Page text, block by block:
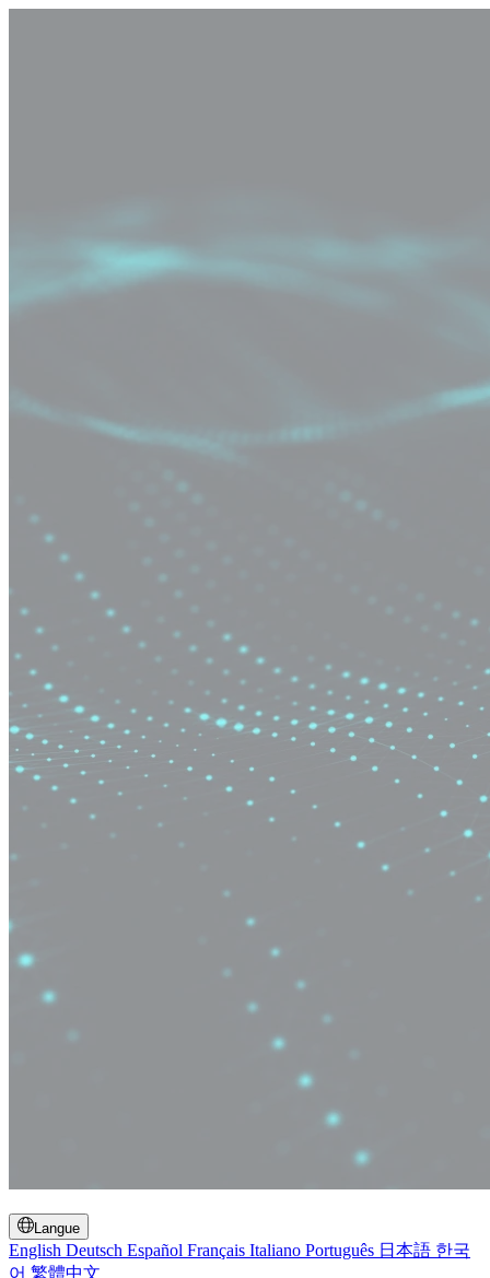
Langue
English Deutsch Español Français Italiano Português 日本語 한국
어 繁體中文